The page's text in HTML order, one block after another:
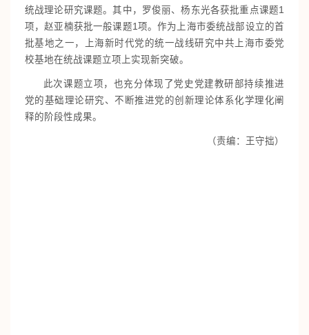
统战理论研究课题。其中，罗俊丽、杨东光各获批重点课题1
项，赵亚楠获批一般课题1项。作为上海市委统战部设立的首
批基地之一，上海新时代党的统一战线研究中共上海市委党
校基地在统战课题立项上实现新突破。
此次课题立项，也充分体现了党史党建教研部持续推进
党的基础理论研究、不断推进党的创新理论体系化学理化阐
释的阶段性成果。
（责编：王守拙）